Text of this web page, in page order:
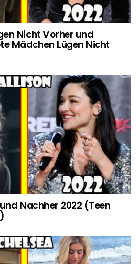
Nicht Vorher und
Mädchen Lügen Nicht
Nachher 2022 (Teen